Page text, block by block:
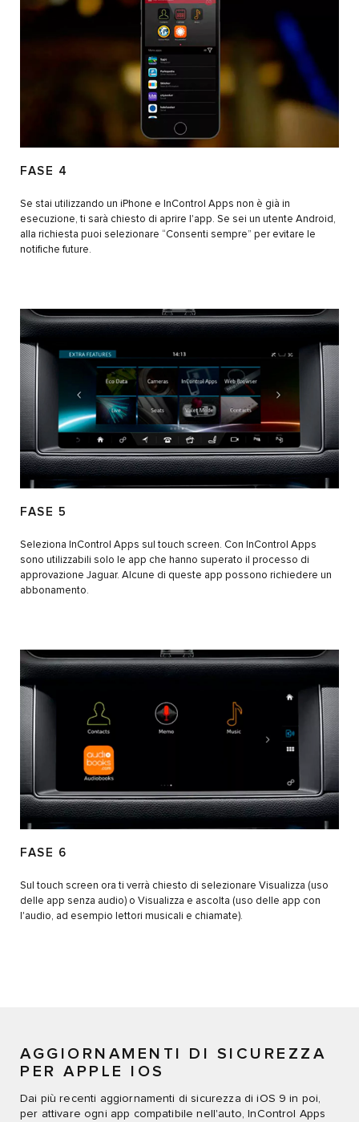
FASE 4
Se stai utilizzando un iPhone e InControl Apps non è già in
esecuzione, ti sarà chiesto di aprire l'app. Se sei un utente Android,
alla richiesta puoi selezionare “Consenti sempre” per evitare le
notifiche future.
FASE 5
Seleziona InControl Apps sul touch screen. Con InControl Apps
sono utilizzabili solo le app che hanno superato il processo di
approvazione Jaguar. Alcune di queste app possono richiedere un
abbonamento.
FASE 6
Sul touch screen ora ti verrà chiesto di selezionare Visualizza (uso
delle app senza audio) o Visualizza e ascolta (uso delle app con
l'audio, ad esempio lettori musicali e chiamate).
AGGIORNAMENTI DI SICUREZZA
PER APPLE IOS
Dai più recenti aggiornamenti di sicurezza di iOS 9 in poi,
per attivare ogni app compatibile nell'auto, InControl Apps